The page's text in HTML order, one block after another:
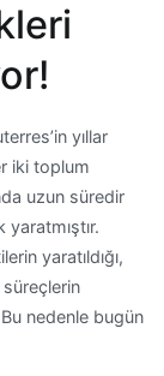
yıllar
iki toplum
uzun süredir
yaratıldığı,
nedenle bugün